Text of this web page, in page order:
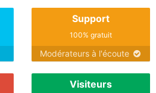
Support
100% gratuit
Modérateurs à l'écoute
Visiteurs